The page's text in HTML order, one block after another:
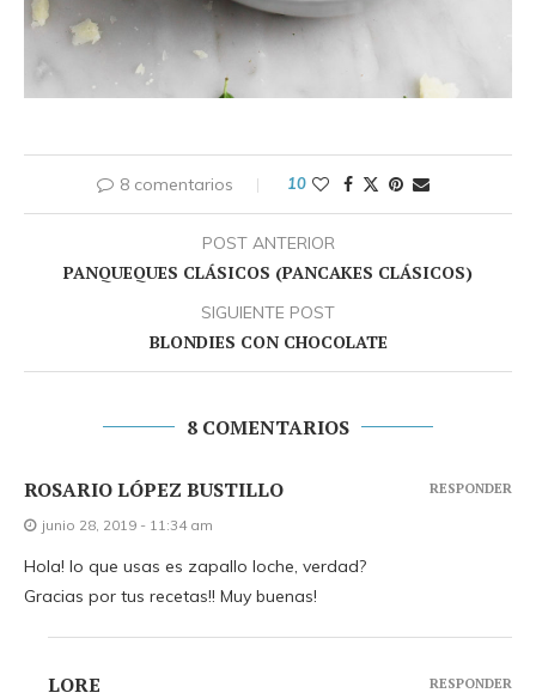
8 comentarios 10
POST ANTERIOR
PANQUEQUES CLÁSICOS (PANCAKES CLÁSICOS)
SIGUIENTE POST
BLONDIES CON CHOCOLATE
8 COMENTARIOS
ROSARIO LÓPEZ BUSTILLO
junio 28, 2019 - 11:34 am
Hola! lo que usas es zapallo loche, verdad?
Gracias por tus recetas!! Muy buenas!
RESPONDER
LORE RESPONDER